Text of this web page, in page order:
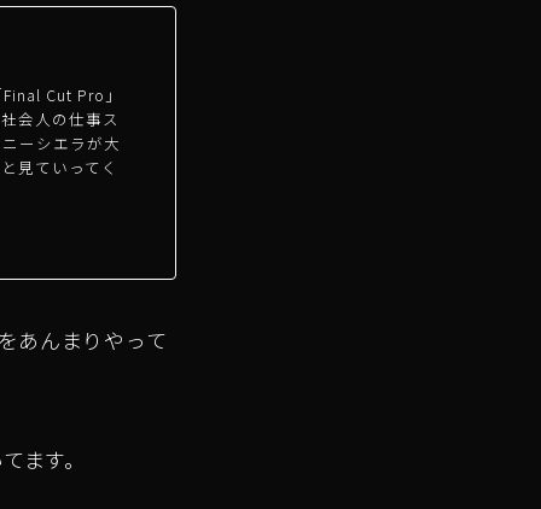
Cut Pro」
会人の仕事ス
ーシエラが大
見ていってく
あんまりやって
ます。